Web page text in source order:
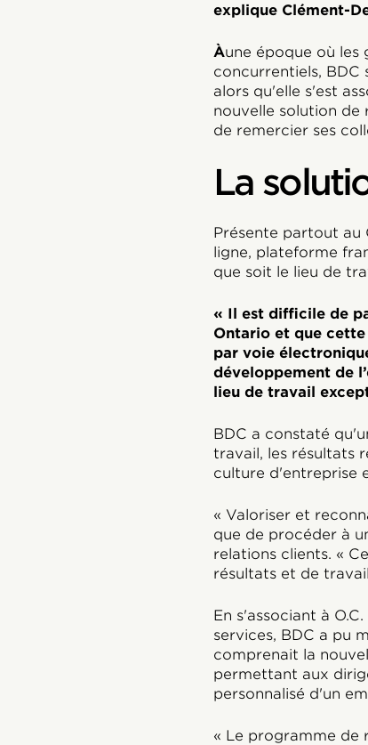
explique Clément-
Àune époque où les
concurrentiels, BDC
alors qu'elle s'est
nouvelle solution de
de remercier ses
La
Présente partout au
ligne, plateforme
que soit le lieu de
« Il est difficile de
Ontario et que
par voie
développement de
lieu de travail
BDC a constaté
travail, les résultats
culture d'entreprise
« Valoriser et
que de procéder à
relations clients. «
résultats et de
En s'associant à
services, BDC a pu
comprenait la
permettant aux
personnalisé d'un
« Le programme de